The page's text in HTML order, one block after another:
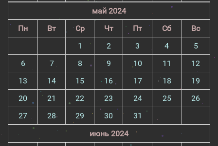
май 2024
Пн
Вт Ср Чт Пт Сб
Вс
1
2 3 4
5
6
7 8 9 10 11
12
13
14 15 16 17 18
19
20
21 22 23 24 25
26
27
28 29 30
31
июнь 2024